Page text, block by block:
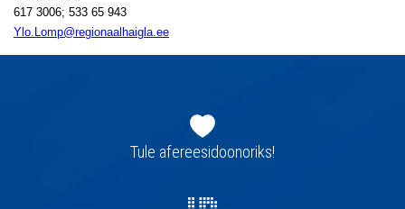
617 3006; 533 65 943
Ylo.Lomp@regionaalhaigla.ee
navigatsioonTule afereesidoonoriks!